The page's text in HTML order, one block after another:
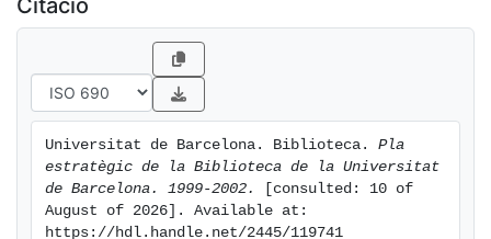
Universitat de Barcelona. Biblioteca. Pla
estratègic de la Biblioteca de la Universitat
de Barcelona. 1999-2002.
[consulted: 10 of
August of 2026]. Available at:
https://hdl.handle.net/2445/119741